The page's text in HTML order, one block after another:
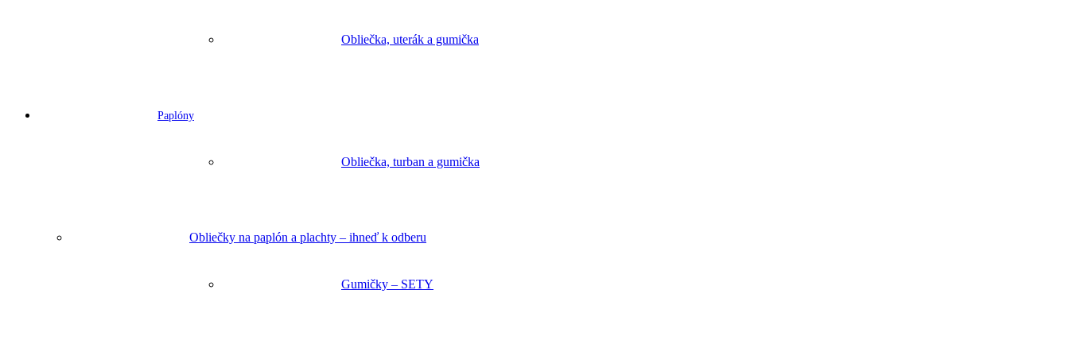
Obliečka, uterák a gumička
Obliečka, turban a gumička
Gumičky – SETY
Paplóny
Obliečky na paplón a plachty – ihneď k odberu